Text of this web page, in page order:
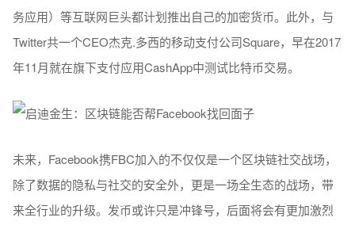
务应用）等互联网巨头都计划推出自己的加密货币。此外，与
Twitter共一个CEO杰克.多西的移动支付公司Square，早在2017
年11月就在旗下支付应用CashApp中测试比特币交易。
未来，Facebook携FBC加入的不仅仅是一个区块链社交战场，
除了数据的隐私与社交的安全外，更是一场全生态的战场，带
来全行业的升级。发币或许只是冲锋号，后面将会有更加激烈